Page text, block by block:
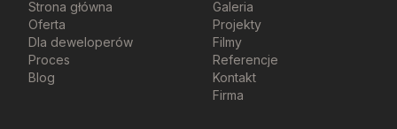
Strona główna
Oferta
Dla deweloperów
Proces
Blog
Galeria
Projekty
Filmy
Referencje
Kontakt
Firma